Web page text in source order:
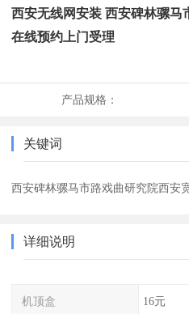
西安无线网安装 西安碑林骡马
在线预约上门受理
产品规格：
关键词
西安碑林骡马市路戏曲研究院西安
详细说明
机顶盒 16元